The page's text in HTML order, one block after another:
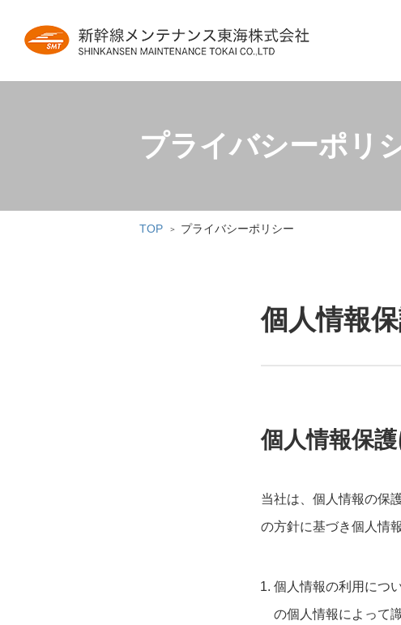
プライバシーポリ
TOP プライバシーポリシー
個人情報
個人情報保
当社は、個人情報の保
の方針に基づき個人情
個人情報の利用につ
の個人情報によって